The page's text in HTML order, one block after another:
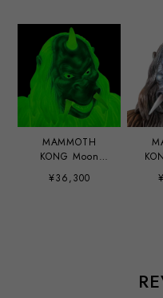
MAMMOTH
KONG Moon
Light edition
¥36,300